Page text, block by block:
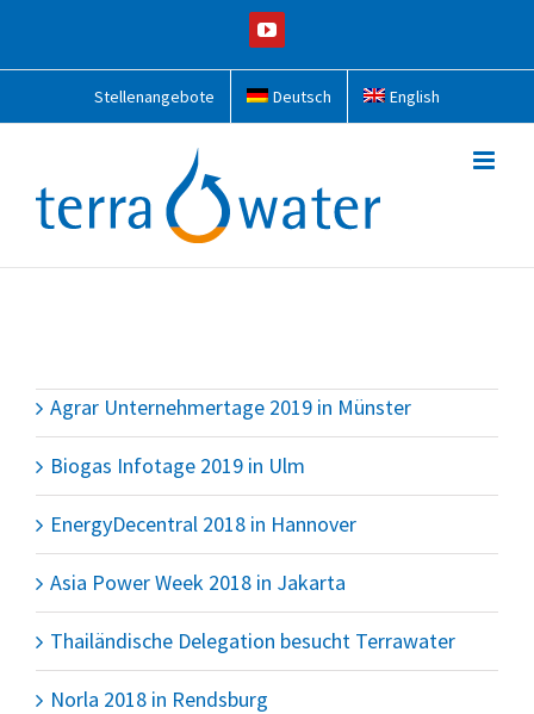
YouTube
Stellenangebote Deutsch English
Agrar Unternehmertage 2019 in Münster
Biogas Infotage 2019 in Ulm
EnergyDecentral 2018 in Hannover
Asia Power Week 2018 in Jakarta
Thailändische Delegation besucht Terrawater
Norla 2018 in Rendsburg